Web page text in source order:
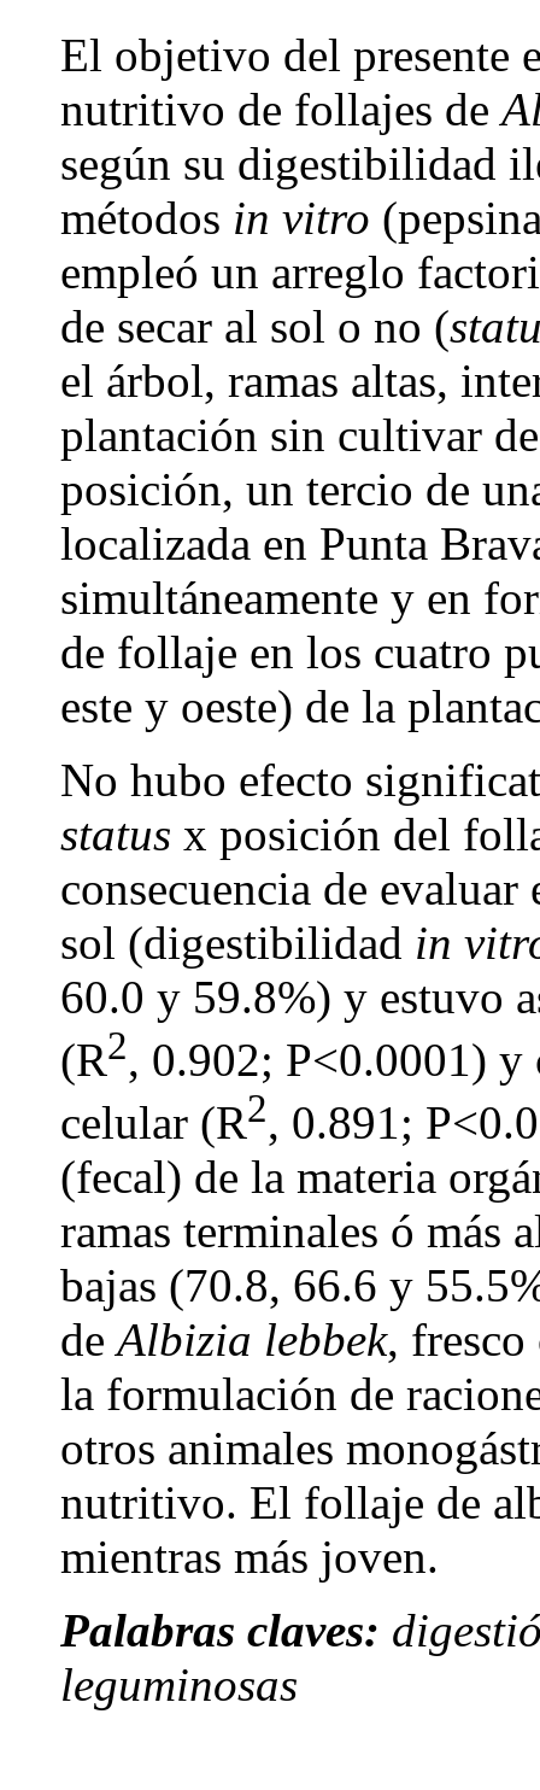
El objetivo del presente
nutritivo de follajes de
según su digestibilidad
métodos in vitro
empleó un arreglo
de secar al sol o no (
el árbol, ramas altas,
plantación sin cultivar
posición, un tercio de
localizada en Punta
simultáneamente y en
de follaje en los cuatro
este y oeste) de la
No hubo efecto
status x posición del
consecuencia de
sol (digestibilidad in
60.0 y 59.8%) y estuvo
(R2, 0.902; P<0.0001) y
celular (R2, 0.891;
(fecal) de la materia
ramas terminales ó más
bajas (70.8, 66.6 y
deAlbizia lebbek, fresco
la formulación de
otros animales
nutritivo. El follaje de
mientras más joven.
Palabras claves:
leguminosas